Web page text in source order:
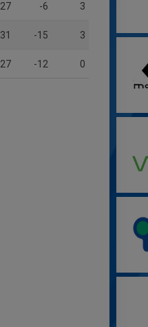
27 -6 3
31 -15 3
27 -12 0